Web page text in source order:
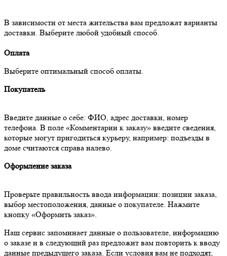
В зависимости от места жительства вам предложат варианты
доставки. Выберите любой удобный способ.
Оплата
Выберите оптимальный способ оплаты.
Покупатель
Введите данные о себе: ФИО, адрес доставки, номер
телефона. В поле «Комментарии к заказу» введите сведения,
которые могут пригодиться курьеру, например: подъезды в
доме считаются справа налево.
Оформление заказа
Проверьте правильность ввода информации: позиции заказа,
выбор местоположения, данные о покупателе. Нажмите
кнопку «Оформить заказ».
Наш сервис запоминает данные о пользователе, информацию
о заказе и в следующий раз предложит вам повторить к вводу
данные предыдущего заказа. Если условия вам не подходят,